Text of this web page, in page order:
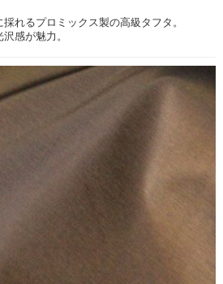
れるプロミックス製の高級タフタ。
感が魅力。